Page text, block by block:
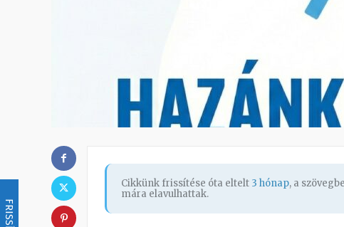
Cikkünk frissítése óta eltelt 3 hónap, a
mára elavulhattak.